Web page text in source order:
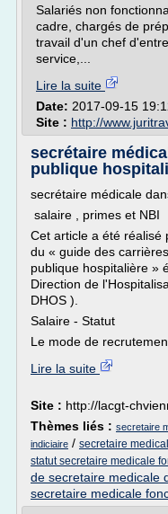
Salariés non
cadre, chargés de
travail d'un chef
service,...
Lire la suite
Date: 2017-09-15
Site : http://
secrétaire
publique
secrétaire médicale
salaire , primes et NBI
Cet article a été réalisé
du « guide des
publique hospitalière »
Direction de
DHOS ).
Salaire - Statut
Le mode de
Lire la suite
Site : http://lacgt-
Thèmes liés : secretaire
indiciaire / secretaire
statut secretaire medicale
de secretaire medicale
secretaire medicale